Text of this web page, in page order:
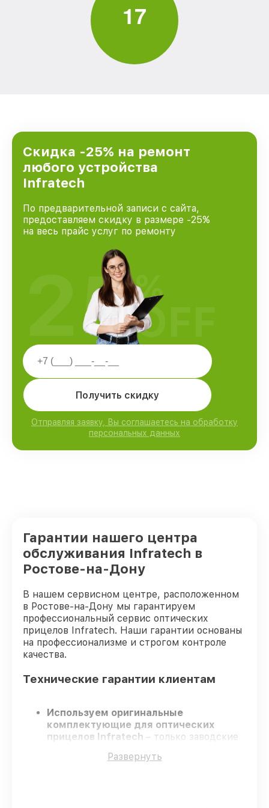
17
Скидка -25% на ремонт
любого устройства
Infratech
По предварительной записи с сайта,
предоставляем скидку в размере -25%
на весь прайс услуг по ремонту
Получить скидку
Отправляя заявку, Вы соглашаетесь на обработку
персональных данных
25%
OFF
Гарантии нашего центра
обслуживания Infratech в
Ростове-на-Дону
В нашем сервисном центре, расположенном
в Ростове-на-Дону мы гарантируем
профессиональный сервис оптических
прицелов Infratech. Наши гарантии основаны
на профессионализме и строгом контроле
качества.
Технические гарантии клиентам
Используем оригинальные
комплектующие для оптических
прицелов Infratech – только заводские
Сертифицированные специалисты
Развернуть